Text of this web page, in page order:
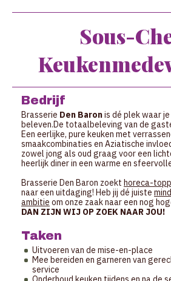
Sous-
Bedrijf
Brasserie Den Baronis dé plek waar
beleven.De totaalbeleving van de
Een eerlijke, pure keuken met
smaakcombinaties en Aziatische
zowel jong als oud graag voor een
heerlijk diner in een warme en
Brasserie Den Baron zoekt horeca-
naar een uitdaging! Heb jij dé juiste
ambitie om onze zaak naar een nog
DAN ZIJN WIJ OP ZOEK NAAR JOU!
Taken
Uitvoeren van de mise-en-place
Mee bereiden en garneren van
service